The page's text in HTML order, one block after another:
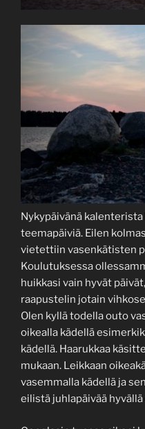
Nykypäivänä
teemapäiviä. Eilen
vietettiin vasenkätisten
Koulutuksessa
huikkasi vain hyvät
raapustelin jotain
Olen kyllä todella outo
oikealla kädellä
kädellä. Haarukkaa
mukaan. Leikkaan
vasemmalla kädellä ja
eilistä juhlapäivää